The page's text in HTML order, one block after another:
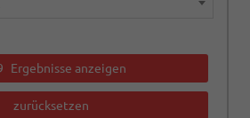
Ergebnisse anzeigen
zurücksetzen